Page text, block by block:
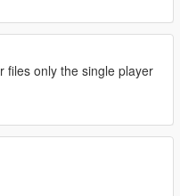
files only the single player